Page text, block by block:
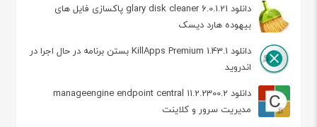
دانلود glary disk cleaner 6.0.1.21 پاکسازی فایل های
بیهوده هارد دیسک
دانلود KillApps Premium 1.43.1 بستن برنامه در حال اجرا در
اندروید
دانلود manageengine endpoint central 11.2.2300.2
مدیریت سرور و کلاینت